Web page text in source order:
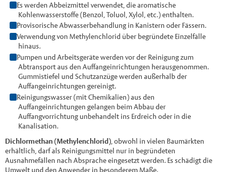
Es werden Abbeizmittel verwendet, die aromatische
Kohlenwasserstoffe (Benzol, Toluol, Xylol, etc.) enthalten.
Provisorische Abwasserbehandlung in Kanistern oder Fässern.
Verwendung von Methylenchlorid über begründete Einzelfälle
hinaus.
Pumpen und Arbeitsgeräte werden vor der Reinigung zum
Abtransport aus den Auffangeinrichtungen herausgenommen.
Gummistiefel und Schutzanzüge werden außerhalb der
Auffangeinrichtungen gereinigt.
Reinigungswasser (mit Chemikalien) aus den
Auffangeinrichtungen gelangen beim Abbau der
Auffangvorrichtung unbehandelt ins Erdreich oder in die
Kanalisation.
Dichlormethan (Methylenchlorid), obwohl in vielen Baumärkten
erhältlich, darf als Reinigungsmittel nur in begründeten
Ausnahmefällen nach Absprache eingesetzt werden. Es schädigt die
Umwelt und den Anwender in besonderem Maße.